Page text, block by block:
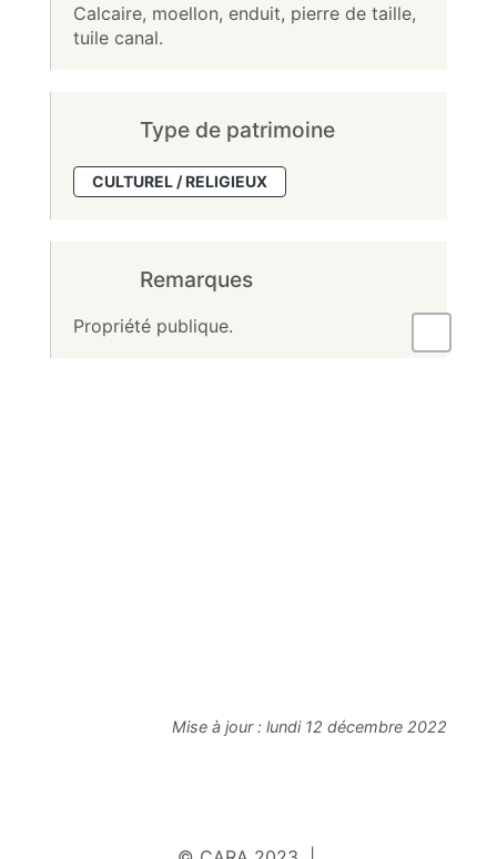
Calcaire, moellon, enduit, pierre de taille,
tuile canal.
Type de patrimoine
CULTUREL / RELIGIEUX
Remarques
Propriété publique.
Mise à jour : lundi 12 décembre 2022